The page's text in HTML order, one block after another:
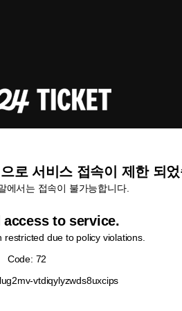
로 서비스 접속이 제한 되
에서는 접속이 불가능합니다.
to service.
due to policy violations.
Code: 72
vtdiqylyzwds8uxcips